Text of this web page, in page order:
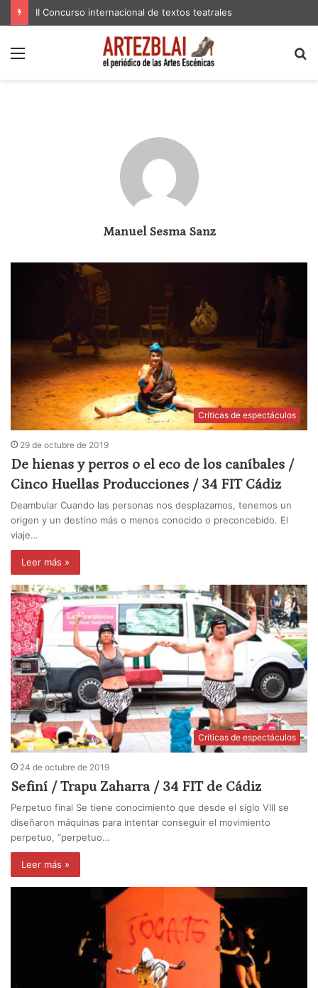
II Concurso internacional de textos teatrales
Menú
Manuel Sesma Sanz
Críticas de espectáculos
29 de octubre de 2019
De hienas y perros o el eco de los caníbales /
Cinco Huellas Producciones / 34 FIT Cádiz
Deambular Cuando las personas nos desplazamos, tenemos un
origen y un destino más o menos conocido o preconcebido. El
viaje…
Leer más »
Críticas de espectáculos
24 de octubre de 2019
Sefiní / Trapu Zaharra / 34 FIT de Cádiz
Perpetuo final Se tiene conocimiento que desde el siglo VIII se
diseñaron máquinas para intentar conseguir el movimiento
perpetuo, “perpetuo…
Leer más »